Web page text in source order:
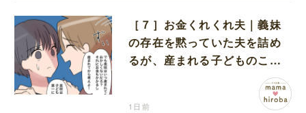
［７］お金くれくれ夫｜義妹
の存在を黙っていた夫を詰め
るが、産まれる子どものこと
を第一に考えてと流される
1日前